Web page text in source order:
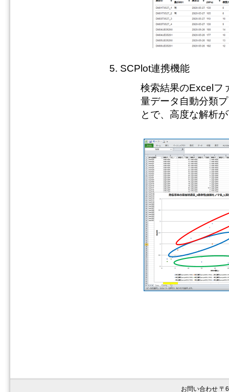
SCPlot連携機能
検索結果のExcelフ
量データ自動分類
とで、高度な解析
お問い合わせ 〒